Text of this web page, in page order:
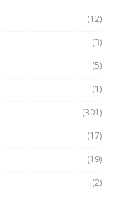
(12)
(3)
(5)
(1)
(301)
(17)
(19)
(2)